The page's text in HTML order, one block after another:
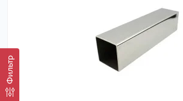
Фильтр